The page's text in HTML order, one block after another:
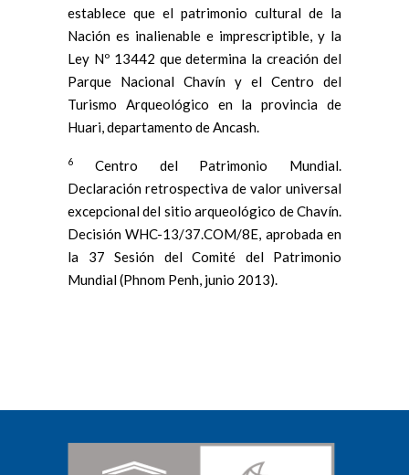
establece que el patrimonio cultural de la
Nación es inalienable e imprescriptible, y la
Ley Nº 13442 que determina la creación del
Parque Nacional Chavín y el Centro del
Turismo Arqueológico en la provincia de
Huari, departamento de Ancash.
6
Centro del Patrimonio Mundial.
Declaración retrospectiva de valor universal
excepcional del sitio arqueológico de Chavín.
Decisión WHC-13/37.COM/8E, aprobada en
la 37 Sesión del Comité del Patrimonio
Mundial (Phnom Penh, junio 2013).